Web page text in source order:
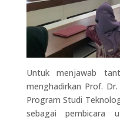
Untuk menjawab
menghadirkan Prof.
Program Studi
sebagai pembicara